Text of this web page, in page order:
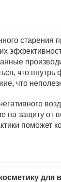
старения
что
что
на защиту от
поможет
для